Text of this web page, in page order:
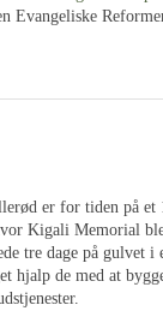
Evangeliske
er for tiden på et
Kigali Memorial
tre dage på gulvet i
hjalp de med at